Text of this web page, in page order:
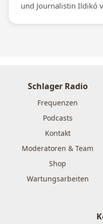
und Journalistin Ildikó
Schlager Radio
Frequenzen
Podcasts
Kontakt
Moderatoren & Team
Shop
Wartungsarbeiten